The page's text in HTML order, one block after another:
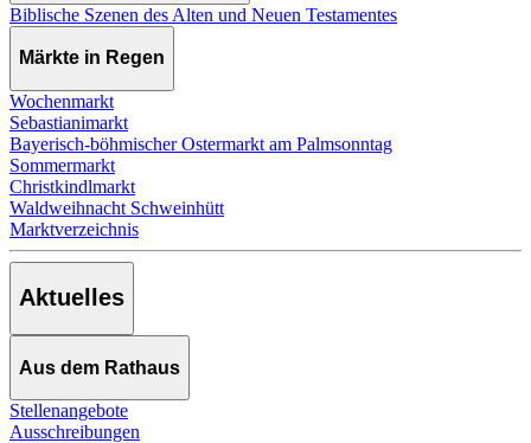
Biblische Szenen des Alten und Neuen Testamentes
Märkte in Regen
Wochenmarkt
Sebastianimarkt
Bayerisch-böhmischer Ostermarkt am Palmsonntag
Sommermarkt
Christkindlmarkt
Waldweihnacht Schweinhütt
Marktverzeichnis
Aktuelles
Aus dem Rathaus
Stellenangebote
Ausschreibungen